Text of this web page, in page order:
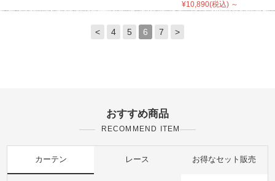
¥10,890(税込) ～
< 4 5 6 7 >
おすすめ商品
RECOMMEND ITEM
カーテン レース お得なセット販売